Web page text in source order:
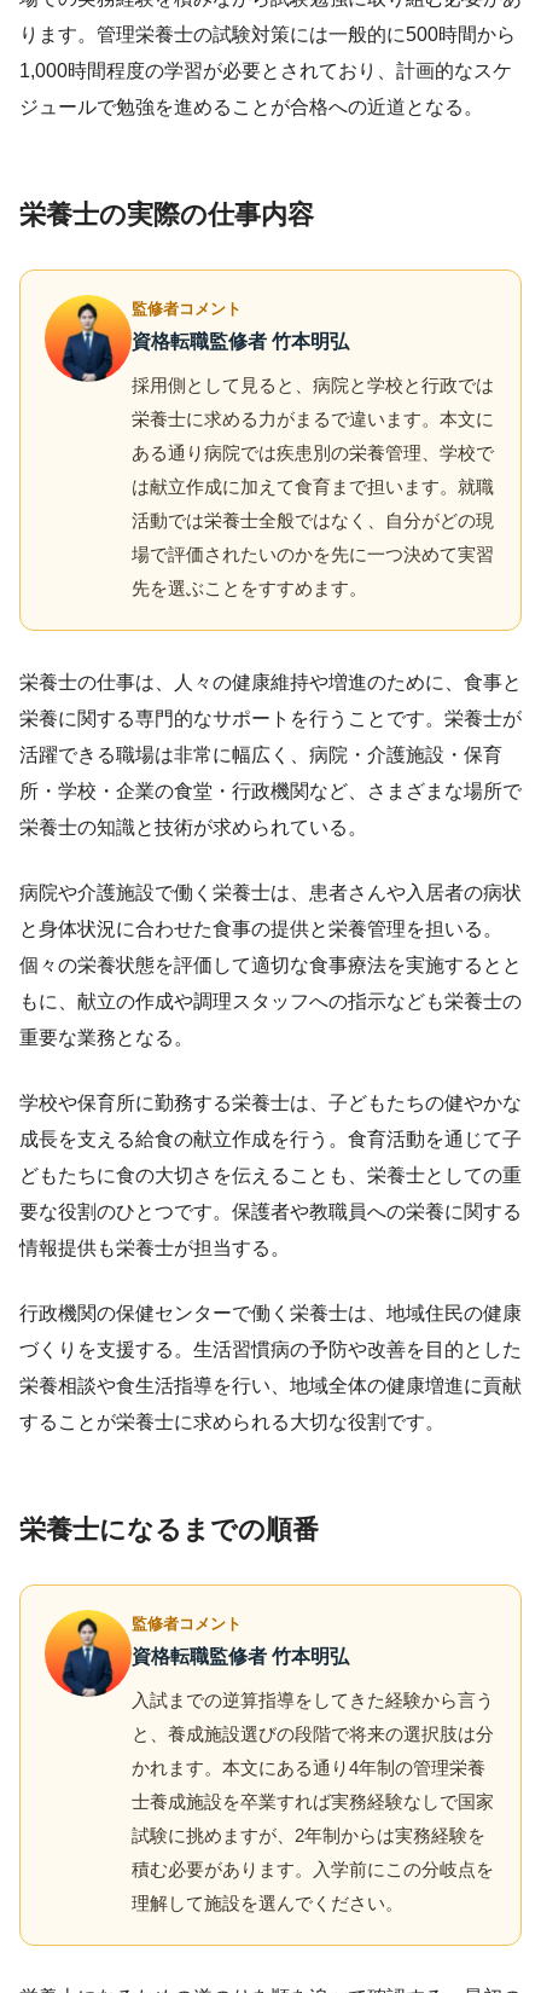
ります。管理栄養士の試験対策には一般的に500時間から
1,000時間程度の学習が必要とされており、計画的なスケ
ジュールで勉強を進めることが合格への近道となる。
栄養士の実際の仕事内容
監修者コメント
資格転職監修者 竹本明弘
採用側として見ると、病院と学校と行政では
栄養士に求める力がまるで違います。本文に
ある通り病院では疾患別の栄養管理、学校で
は献立作成に加えて食育まで担います。就職
活動では栄養士全般ではなく、自分がどの現
場で評価されたいのかを先に一つ決めて実習
先を選ぶことをすすめます。
栄養士の仕事は、人々の健康維持や増進のために、食事と
栄養に関する専門的なサポートを行うことです。栄養士が
活躍できる職場は非常に幅広く、病院・介護施設・保育
所・学校・企業の食堂・行政機関など、さまざまな場所で
栄養士の知識と技術が求められている。
病院や介護施設で働く栄養士は、患者さんや入居者の病状
と身体状況に合わせた食事の提供と栄養管理を担いる。
個々の栄養状態を評価して適切な食事療法を実施するとと
もに、献立の作成や調理スタッフへの指示なども栄養士の
重要な業務となる。
学校や保育所に勤務する栄養士は、子どもたちの健やかな
成長を支える給食の献立作成を行う。食育活動を通じて子
どもたちに食の大切さを伝えることも、栄養士としての重
要な役割のひとつです。保護者や教職員への栄養に関する
情報提供も栄養士が担当する。
行政機関の保健センターで働く栄養士は、地域住民の健康
づくりを支援する。生活習慣病の予防や改善を目的とした
栄養相談や食生活指導を行い、地域全体の健康増進に貢献
することが栄養士に求められる大切な役割です。
栄養士になるまでの順番
監修者コメント
資格転職監修者 竹本明弘
入試までの逆算指導をしてきた経験から言う
と、養成施設選びの段階で将来の選択肢は分
かれます。本文にある通り4年制の管理栄養
士養成施設を卒業すれば実務経験なしで国家
試験に挑めますが、2年制からは実務経験を
積む必要があります。入学前にこの分岐点を
理解して施設を選んでください。